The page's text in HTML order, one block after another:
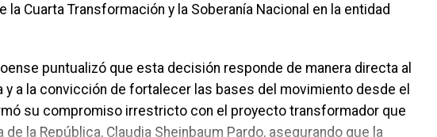
la Cuarta Transformación y la Soberanía Nacional en la entidad
puntualizó que esta decisión responde de manera directa al
y a la convicción de fortalecer las bases del movimiento desde el
su compromiso irrestricto con el proyecto transformador que
la República, Claudia Sheinbaum Pardo, asegurando que la